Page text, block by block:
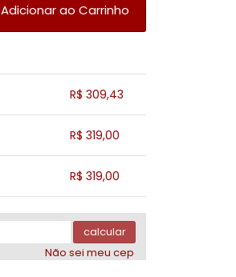
Adicionar ao Carrinho
R$ 309,43
R$ 319,00
R$ 319,00
calcular
Não sei meu cep